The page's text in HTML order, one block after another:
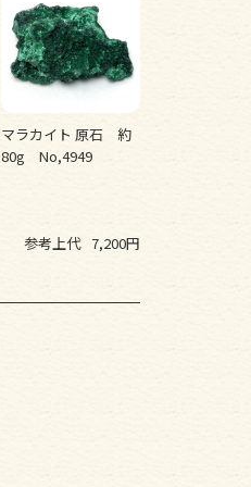
マラカイト 原石 約
80g No,4949
参考上代 7,200円